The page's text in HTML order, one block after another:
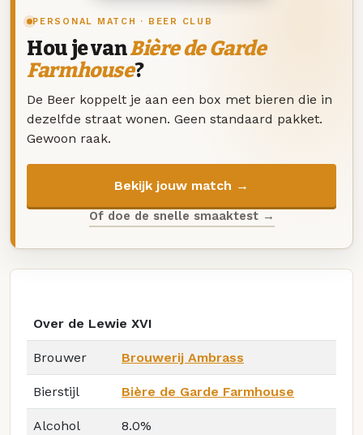
PERSONAL MATCH · BEER CLUB
Hou je vanBière de Garde
Farmhouse?
De Beer koppelt je aan een box met bieren die in
dezelfde straat wonen. Geen standaard pakket.
Gewoon raak.
Bekijk jouw match →
Of doe de snelle smaaktest →
Over de Lewie XVI
Brouwer Brouwerij Ambrass
Bierstijl Bière de Garde Farmhouse
Alcohol 8.0%